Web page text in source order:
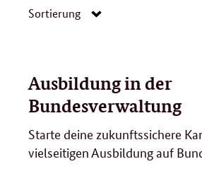
Sortierung
Navigation
Ausbildung in der
Bundesverwaltung
Starte deine zukunftssichere
vielseitigen Ausbildung auf